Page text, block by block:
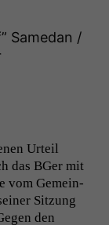
Samedan /
Urteil
das BGer mit
vom Gemein­
Sitzung
den